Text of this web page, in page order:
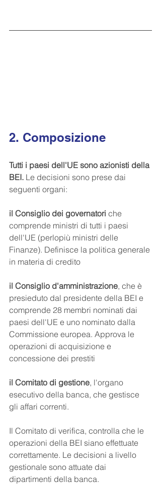
2. Composizione
Tutti i paesi dell'UE sono azionisti della
BEI. Le decisioni sono prese dai
seguenti organi:
il Consiglio dei governatori che
comprende ministri di tutti i paesi
dell'UE (perlopiù ministri delle
Finanze). Definisce la politica generale
in materia di credito
il Consiglio d'amministrazione, che è
presieduto dal presidente della BEI e
comprende 28 membri nominati dai
paesi dell'UE e uno nominato dalla
Commissione europea. Approva le
operazioni di acquisizione e
concessione dei prestiti
il Comitato di gestione, l'organo
esecutivo della banca, che gestisce
gli affari correnti.
Il Comitato di verifica, controlla che le
operazioni della BEI siano effettuate
correttamente. Le decisioni a livello
gestionale sono attuate dai
dipartimenti della banca.